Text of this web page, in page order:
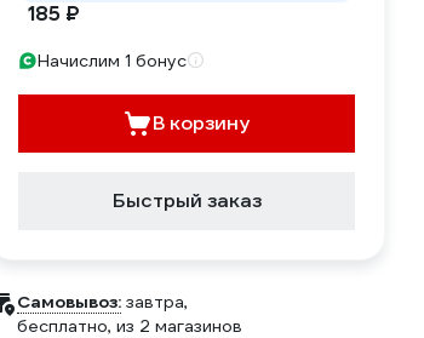
185 ₽
Начислим 1 бонус
В корзину
Быстрый заказ
Самовывоз: завтра,
бесплатно, из 2 магазинов